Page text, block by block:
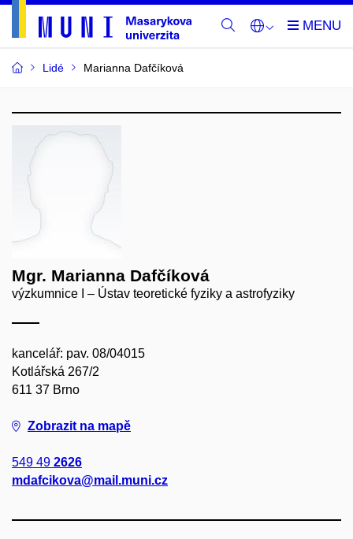
Lidé Marianna Dafčíková
Mgr. Marianna Dafčíková
výzkumnice I – Ústav teoretické fyziky a astrofyziky
kancelář: pav. 08/04015
Kotlářská 267/2
611 37 Brno
Zobrazit na mapě
549 49 2626
mdafcikova@mail.muni.cz